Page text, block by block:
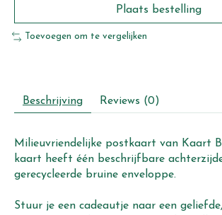
Plaats bestelling
Toevoegen om te vergelijken
Beschrijving Reviews (0)
Milieuvriendelijke postkaart van Kaart
kaart heeft één beschrijfbare
gerecycleerde bruine enveloppe.
Stuur je een cadeautje naar een